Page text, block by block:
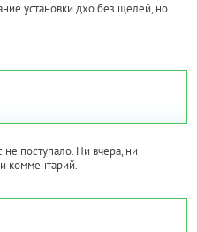
установки дхо без щелей, но
поступало. Ни вчера, ни
комментарий.